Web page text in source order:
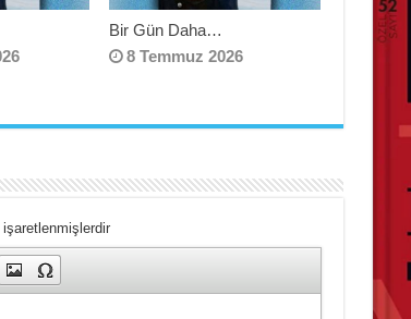
Bir Gün Daha…
8 Temmuz 2026